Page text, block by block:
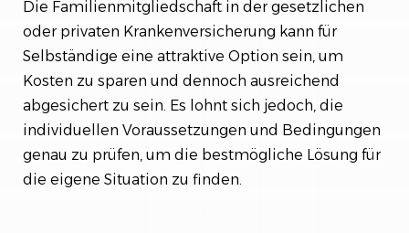
Die Familienmitgliedschaft in der gesetzlichen
oder privaten Krankenversicherung kann für
Selbständige eine attraktive Option sein, um
Kosten zu sparen und dennoch ausreichend
abgesichert zu sein. Es lohnt sich jedoch, die
individuellen Voraussetzungen und Bedingungen
genau zu prüfen, um die bestmögliche Lösung für
die eigene Situation zu finden.